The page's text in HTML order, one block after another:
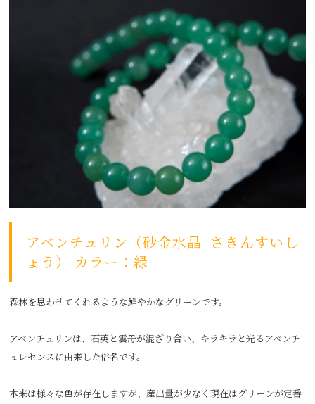
アベンチュリン（砂金水晶_さきんすいし
ょう） カラー：緑
森林を思わせてくれるような鮮やかなグリーンです。
アベンチュリンは、石英と雲母が混ざり合い、キラキラと光るアベンチ
ュレセンスに由来した俗名です。
本来は様々な色が存在しますが、産出量が少なく現在はグリーンが定番